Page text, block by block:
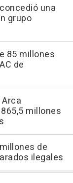
una
grupo
85 millones
de
millones
de
ilegales